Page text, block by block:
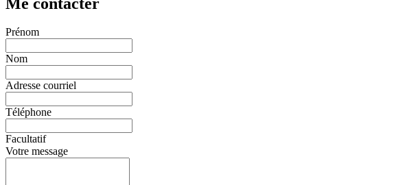
Prénom
Nom
Adresse courriel
Téléphone
Facultatif
Votre message